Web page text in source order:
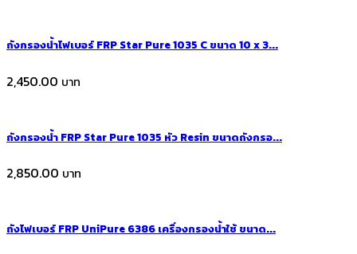
ถังกรองน้ำไฟเบอร์ FRP Star Pure 1035 C ขนาด 10 x 3...
2,450.00
ถังกรองน้ำ FRP Star Pure 1035 หัว Resin ขนาดถังกรอ...
2,850.00
ถังไฟเบอร์ FRP UniPure 6386 เครื่องกรองน้ำใช้ ขนาด...